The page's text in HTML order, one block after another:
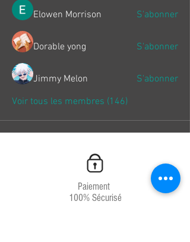
Elowen Morrison S'abonner
Dorable yong S'abonner
Jimmy Melon
S'abonner
Voir tous les membres (146)
Paiement
100% Sécurisé